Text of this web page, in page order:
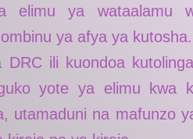
elimu ya wataalamu
ya afya ya kutosha.
ili kuondoa
yote ya elimu kwa
utamaduni na mafunzo